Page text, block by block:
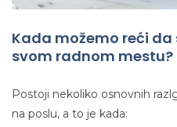
Kada možemo reći
svom radnom mestu?
Postoji nekoliko osnovnih
na poslu, a to je kada: